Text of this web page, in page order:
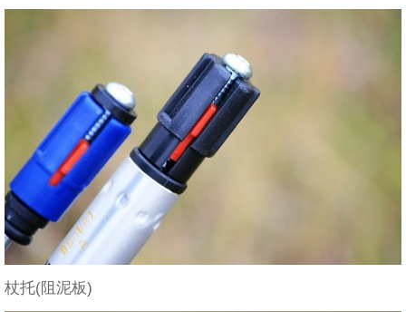
杖托(阻泥板)